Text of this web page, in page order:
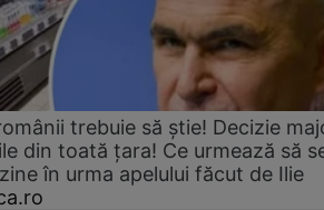
trebuie să știe! Decizie
din toată țara! Ce urmează să
în urma apelului făcut de Ilie